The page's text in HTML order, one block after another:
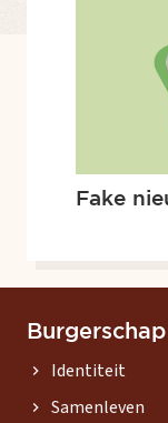
Fake
Burgerschap
chevron_right Identiteit
chevron_right Samenleven